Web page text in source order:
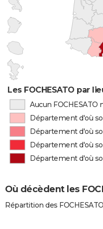
Les FOCHESATO par
Aucun
Département d'où
Département d'où
Département d'où
Département d'où
Où décèdent les
Répartition des